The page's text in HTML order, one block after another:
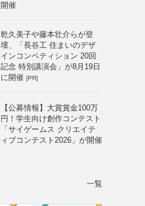
開催
乾久美子や藤本壮介らが登
壇、「長谷工 住まいのデザ
インコンペティション 20回
記念 特別講演会」が8月19日
に開催 [PR]
【公募情報】大賞賞金100万
円！学生向け創作コンテスト
「サイゲームス クリエイテ
ィブコンテスト2026」が開催
一覧